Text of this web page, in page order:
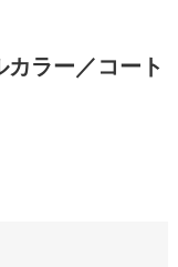
ラー／コート